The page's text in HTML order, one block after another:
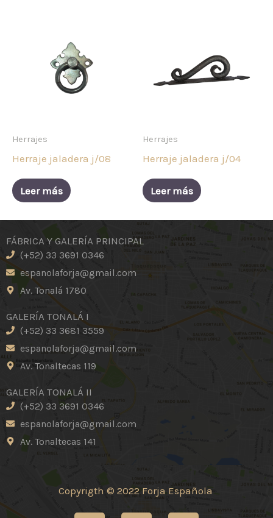
Herrajes
Herraje jaladera j/08
Leer más
Herrajes
Herraje jaladera j/04
Leer más
FÁBRICA Y GALERÍA PRINCIPAL
(+52) 33 3691 0346
espanolaforja@gmail.com
Av. Tonalá 1780
GALERÍA TONALÁ I
(+52) 33 3681 3559
espanolaforja@gmail.com
Av. Tonaltecas 119
GALERÍA TONALÁ II
(+52) 33 3691 0346
espanolaforja@gmail.com
Av. Tonaltecas 141
Copyrigth © 2022 Forja Española